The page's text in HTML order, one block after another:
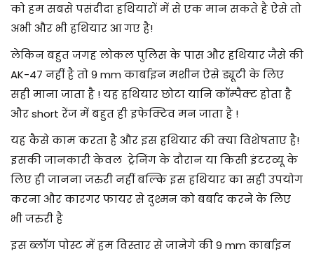
को हम सबसे पसंदीदा हथियारों में से एक मान सकते है ऐसे तो
अभी और भी हथियार आ गए है!
लेकिन बहुत जगह लोकल पुलिस के पास और हथियार जैसे की
AK-47 नहीं है तो 9 mm कार्बाइन मशीन ऐसे ड्यूटी के लिए
सही माना जाता है ! यह हथियार छोटा यानि कॉम्पैक्ट होता है
और short रेंज में बहुत ही इफेक्टिव मन जाता है !
यह कैसे काम करता है और इस हथियार की क्या विशेषताए है!
इसकी जानकारी केवल ट्रेनिंग के दौरान या किसी इंटरव्यू के
लिए ही जानना जरुरी नहीं बल्कि इस हथियार का सही उपयोग
करना और कारगर फायर से दुश्मन को बर्बाद करने के लिए
भी जरुरी है
इस ब्लॉग पोस्ट में हम विस्तार से जानेगे की 9 mm कार्बाइन